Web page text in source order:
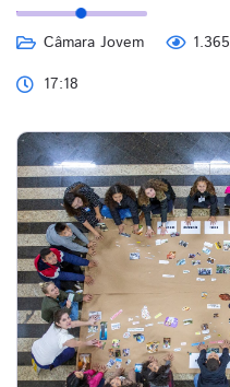
Câmara Jovem 1.365
17:18